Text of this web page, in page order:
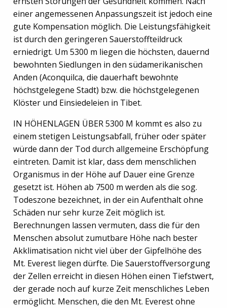
einer angemessenen Anpassungszeit ist jedoch eine
gute Kompensation möglich. Die Leistungsfähigkeit
ist durch den geringeren Sauerstoffteildruck
erniedrigt. Um 5300 m liegen die höchsten, dauernd
bewohnten Siedlungen in den südamerikanischen
Anden (Aconquilca, die dauerhaft bewohnte
höchstgelegene Stadt) bzw. die höchstgelegenen
Klöster und Einsiedeleien in Tibet.
IN HÖHENLAGEN ÜBER 5300 M kommt es also zu
einem stetigen Leistungsabfall, früher oder später
würde dann der Tod durch allgemeine Erschöpfung
eintreten. Damit ist klar, dass dem menschlichen
Organismus in der Höhe auf Dauer eine Grenze
gesetzt ist. Höhen ab 7500 m werden als die sog.
Todeszone bezeichnet, in der ein Aufenthalt ohne
Schäden nur sehr kurze Zeit möglich ist.
Berechnungen lassen vermuten, dass die für den
Menschen absolut zumutbare Höhe nach bester
Akklimatisation nicht viel über der Gipfelhöhe des
Mt. Everest liegen dürfte. Die Sauerstoffversorgung
der Zellen erreicht in diesen Höhen einen Tiefstwert,
der gerade noch auf kurze Zeit menschliches Leben
ermöglicht. Menschen, die den Mt. Everest ohne